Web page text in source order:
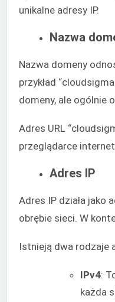
unikalne adresy IP.
Nazwa
Nazwa domeny
przykład
domeny, ale ogólnie
Adres URL
przeglądarce
Adres IP
Adres IP działa jako
obrębie sieci. W
Istnieją dwa rodzaje
IPv4:
każda